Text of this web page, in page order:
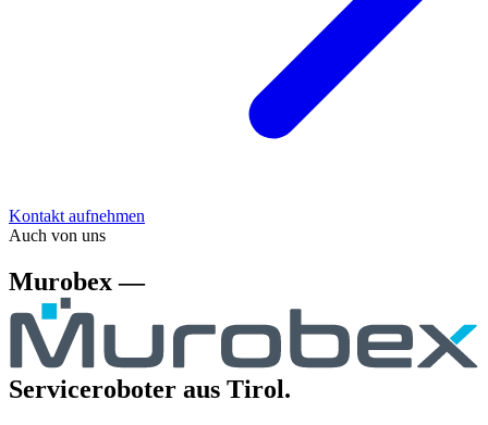
Kontakt aufnehmen
Auch von uns
Murobex —
Serviceroboter aus Tirol.